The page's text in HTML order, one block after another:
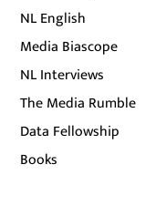
NL English
Media Biascope
NL Interviews
The Media Rumble
Data Fellowship
Books